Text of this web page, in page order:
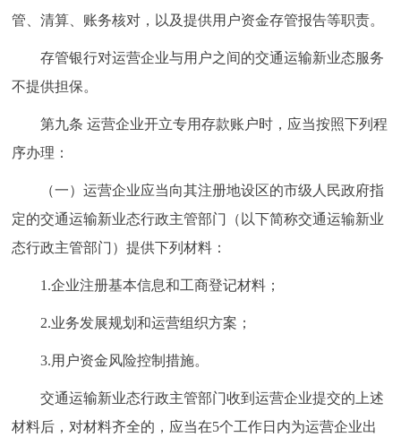
管、清算、账务核对，以及提供用户资金存管报告等职责。
存管银行对运营企业与用户之间的交通运输新业态服务
不提供担保。
第九条 运营企业开立专用存款账户时，应当按照下列程
序办理：
（一）运营企业应当向其注册地设区的市级人民政府指
定的交通运输新业态行政主管部门（以下简称交通运输新业
态行政主管部门）提供下列材料：
1.企业注册基本信息和工商登记材料；
2.业务发展规划和运营组织方案；
3.用户资金风险控制措施。
交通运输新业态行政主管部门收到运营企业提交的上述
材料后，对材料齐全的，应当在5个工作日内为运营企业出